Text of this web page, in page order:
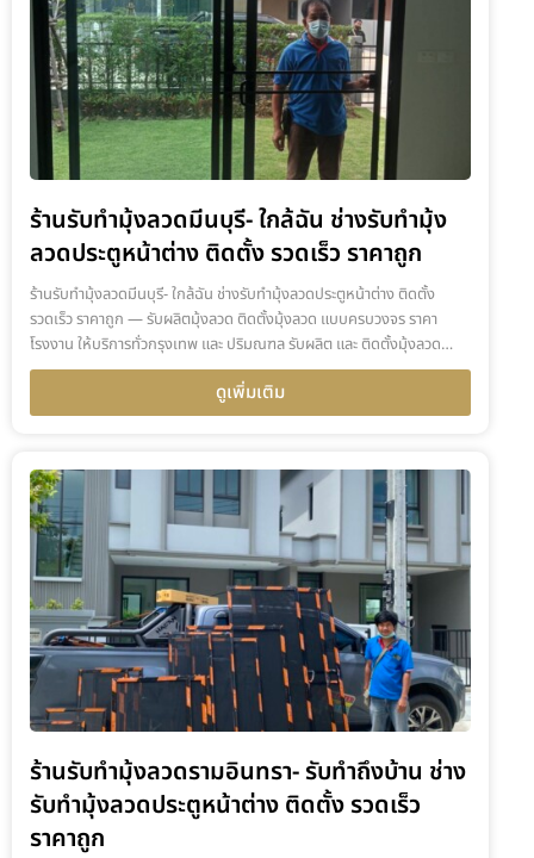
ร้านรับทำมุ้งลวดมีนบุรี- ใกล้ฉัน ช่างรับทำมุ้ง
ลวดประตูหน้าต่าง ติดตั้ง รวดเร็ว ราคาถูก
ร้านรับทำมุ้งลวดมีนบุรี- ใกล้ฉัน ช่างรับทำมุ้งลวดประตูหน้าต่าง ติดตั้ง
รวดเร็ว ราคาถูก — รับผลิตมุ้งลวด ติดตั้งมุ้งลวด แบบครบวงจร ราคา
โรงงาน ให้บริการทั่วกรุงเทพ และ ปริมณฑล รับผลิต และ ติดตั้งมุ้งลวด…
ดูเพิ่มเติม
ร้านรับทำมุ้งลวดรามอินทรา- รับทำถึงบ้าน ช่าง
รับทำมุ้งลวดประตูหน้าต่าง ติดตั้ง รวดเร็ว
ราคาถูก